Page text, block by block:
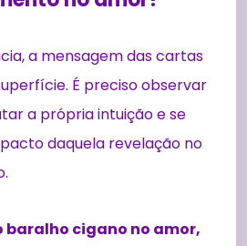
a mensagem das cartas
É preciso observar
a própria intuição e se
daquela revelação no
baralho cigano no amor,